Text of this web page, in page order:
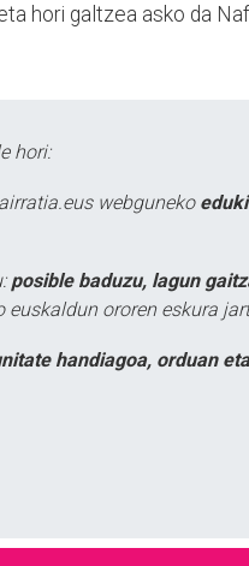
hori galtzea asko da
hori:
webguneko
posible baduzu, lagun
euskaldun ororen eskura
handiagoa, orduan